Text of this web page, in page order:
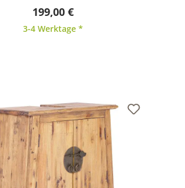
199,00 €
3-4 Werktage *